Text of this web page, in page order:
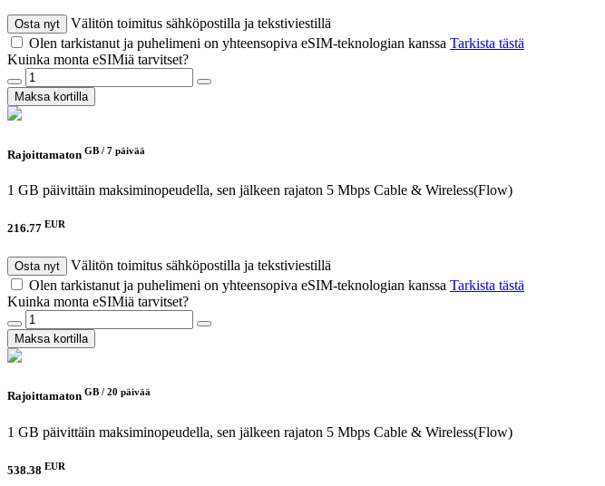
Osta nyt
Välitön toimitus sähköpostilla ja tekstiviestillä
Olen tarkistanut ja puhelimeni on yhteensopiva eSIM-teknologian kanssa Tarkista tästä
Kuinka monta eSIMiä tarvitset?
Maksa kortilla
Rajoittamaton GB / 7 päivää
1 GB päivittäin maksiminopeudella, sen jälkeen rajaton 5 Mbps Cable & Wireless(Flow)
216.77 EUR
Osta nyt
Välitön toimitus sähköpostilla ja tekstiviestillä
Olen tarkistanut ja puhelimeni on yhteensopiva eSIM-teknologian kanssa Tarkista tästä
Kuinka monta eSIMiä tarvitset?
Maksa kortilla
Rajoittamaton GB / 20 päivää
1 GB päivittäin maksiminopeudella, sen jälkeen rajaton 5 Mbps Cable & Wireless(Flow)
538.38 EUR